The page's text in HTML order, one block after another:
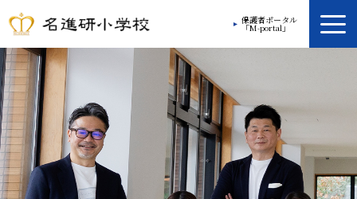
保護者ポータル
「M-portal」
学校案内
教育方針
学校生活
放課後プログラム